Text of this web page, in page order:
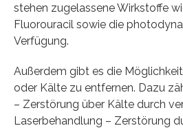
stehen zugelassene Wirkstoffe
Fluorouracil sowie die
Verfügung.
Außerdem gibt es die
oder Kälte zu entfernen. Dazu
– Zerstörung über Kälte durch
Laserbehandlung – Zerstörung